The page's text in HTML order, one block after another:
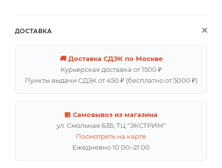
ДОСТАВКА
🚚 Доставка СДЭК по Москве
Курьерская доставка от 1500 ₽
Пункты выдачи СДЭК от 450 ₽ (бесплатно от 5000 ₽)
🏪 Самовывоз из магазина
ул. Смольная 63Б, ТЦ "ЭКСТРИМ"
Посмотреть на карте
Ежедневно 10:00–21:00